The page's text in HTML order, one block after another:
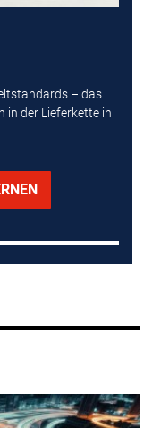
– das
in der Lieferkette in